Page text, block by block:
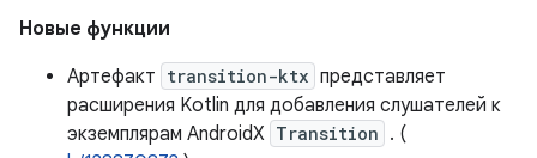
Новые функции
Артефакт transition-ktx представляет
расширения Kotlin для добавления слушателей к
экземплярам AndroidX Transition . (